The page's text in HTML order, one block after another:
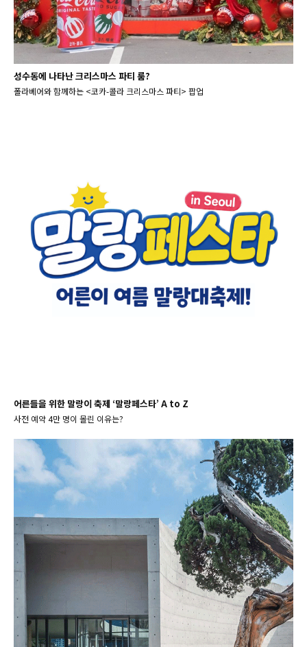
성수동에 나타난 크리스마스 파티 룸?
폴라베어와 함께하는 <코카-콜라 크리스마스 파티> 팝업
어른들을 위한 말랑이 축제 ‘말랑페스타’ A to Z
사전 예약 4만 명이 몰린 이유는?